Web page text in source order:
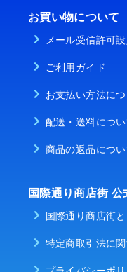
お買い物について
メール受信許可
ご利用ガイド
お支払い方法に
配送・送料につ
商品の返品につ
国際通り商店街
国際通り商店街
特定商取引法に